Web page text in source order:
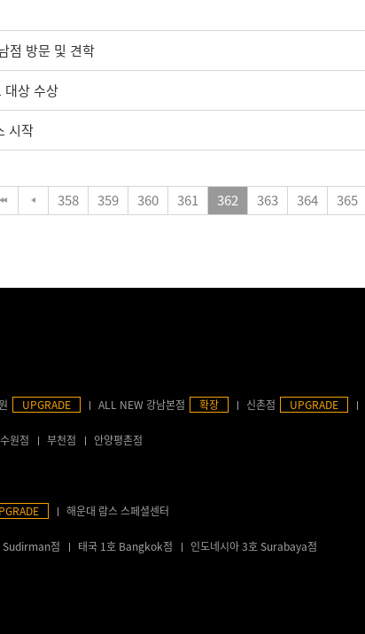
점 방문 및 견학
대상 수상
시작
358 359 360 361 362 363 364 365
UPGRADE ALL NEW 강남본점 확장 신촌점 UPGRADE
수원점 부천점 안양평촌점
해운대 람스 스페셜센터
Sudirman점 태국 1호 Bangkok점 인도네시아 3호 Surabaya점